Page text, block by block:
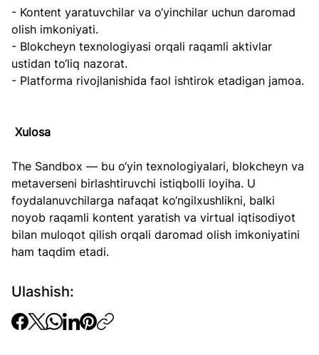
- Kontent yaratuvchilar va o‘yinchilar uchun daromad
olish imkoniyati.
- Blokcheyn texnologiyasi orqali raqamli aktivlar
ustidan to‘liq nazorat.
- Platforma rivojlanishida faol ishtirok etadigan jamoa.
Xulosa
The Sandbox — bu o‘yin texnologiyalari, blokcheyn va
metaverseni birlashtiruvchi istiqbolli loyiha. U
foydalanuvchilarga nafaqat ko‘ngilxushlikni, balki
noyob raqamli kontent yaratish va virtual iqtisodiyot
bilan muloqot qilish orqali daromad olish imkoniyatini
ham taqdim etadi.
Ulashish: